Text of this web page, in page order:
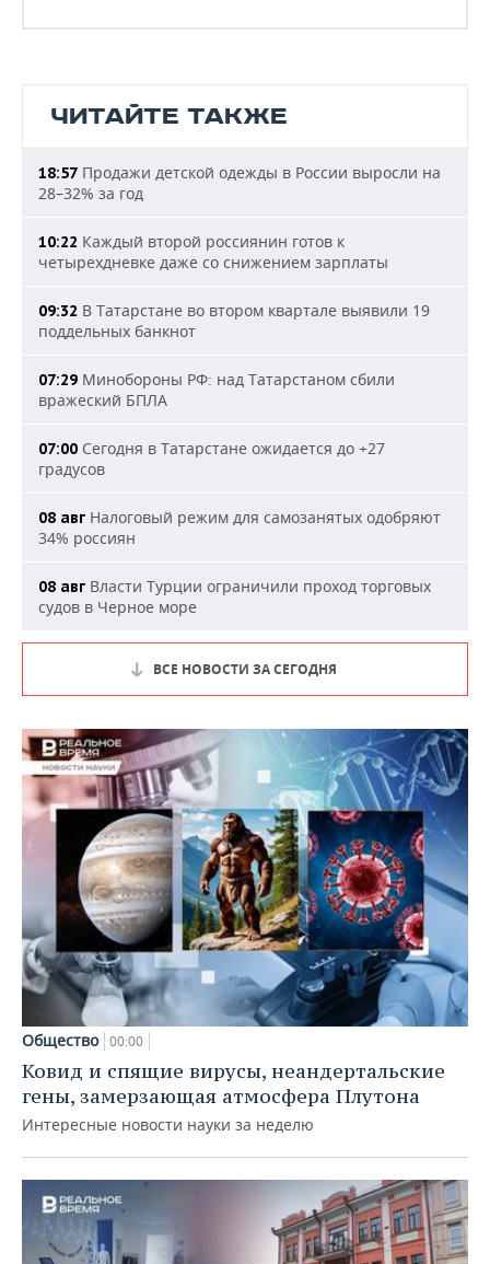
ЧИТАЙТЕ ТАКЖЕ
18:57 Продажи детской одежды в России выросли на
28–32% за год
10:22 Каждый второй россиянин готов к
четырехдневке даже со снижением зарплаты
09:32 В Татарстане во втором квартале выявили 19
поддельных банкнот
07:29 Минобороны РФ: над Татарстаном сбили
вражеский БПЛА
07:00 Сегодня в Татарстане ожидается до +27
градусов
08 авг Налоговый режим для самозанятых одобряют
34% россиян
08 авг Власти Турции ограничили проход торговых
судов в Черное море
ВСЕ НОВОСТИ ЗА СЕГОДНЯ
Общество 00:00
Ковид и спящие вирусы, неандертальские
гены, замерзающая атмосфера Плутона
Интересные новости науки за неделю